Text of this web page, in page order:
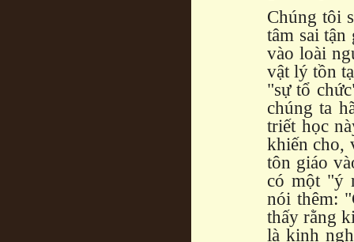
Chúng tôi
tâm sai
vào loài
vật lý tồn
"sự tổ
chúng ta
triết học
khiến cho,
tôn giáo
có một "ý
nói thêm:
thấy rằng
là kinh